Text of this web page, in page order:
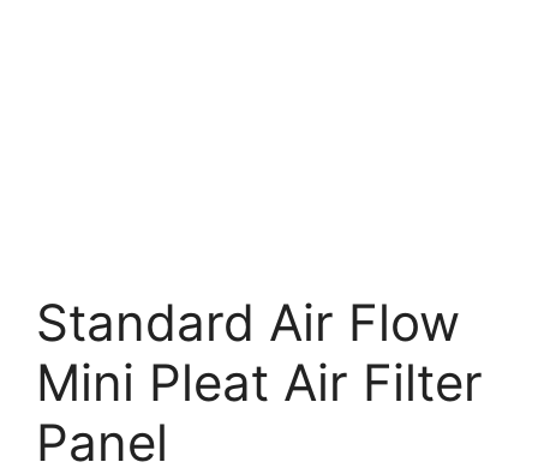
Standard Air Flow
Mini Pleat Air Filter
Panel